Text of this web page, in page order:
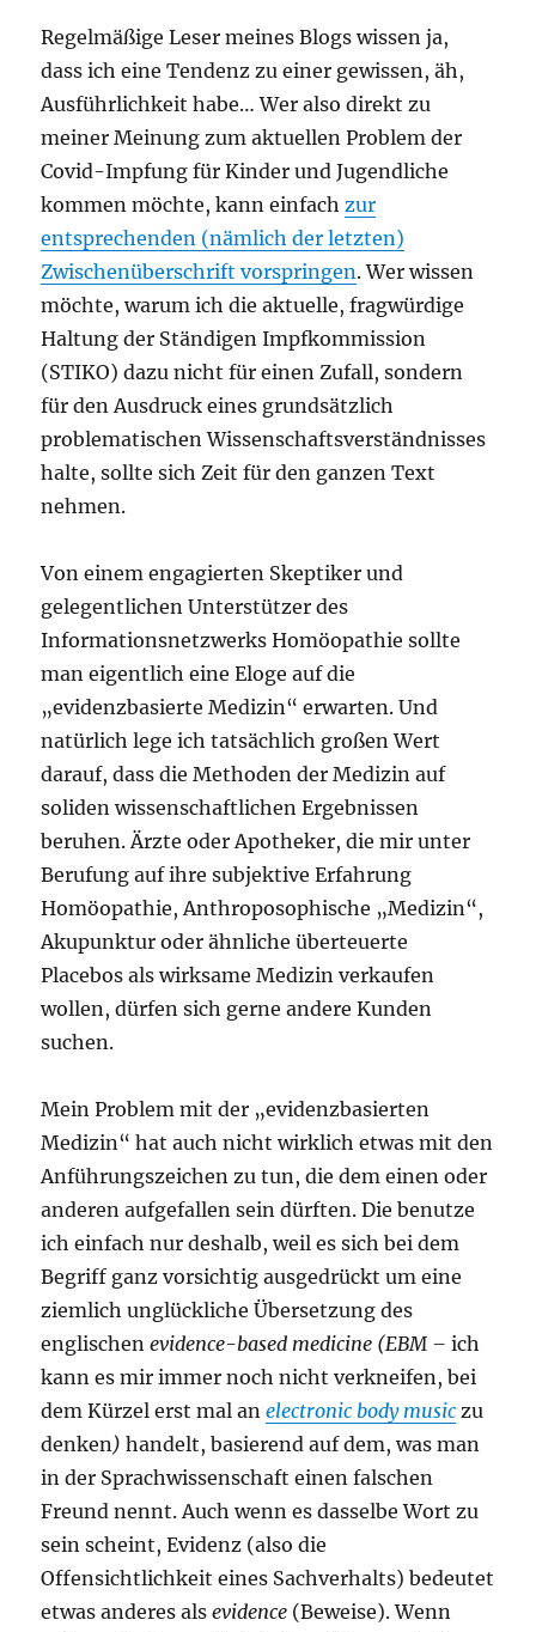
Regelmäßige Leser meines Blogs wissen ja,
dass ich eine Tendenz zu einer gewissen, äh,
Ausführlichkeit habe… Wer also direkt zu
meiner Meinung zum aktuellen Problem der
Covid-Impfung für Kinder und Jugendliche
kommen möchte, kann einfachzur
entsprechenden (nämlich der letzten)
Zwischenüberschrift vorspringen. Wer wissen
möchte, warum ich die aktuelle, fragwürdige
Haltung der Ständigen Impfkommission
(STIKO) dazu nicht für einen Zufall, sondern
für den Ausdruck eines grundsätzlich
problematischen Wissenschaftsverständnisses
halte, sollte sich Zeit für den ganzen Text
nehmen.
Von einem engagierten Skeptiker und
gelegentlichen Unterstützer des
Informationsnetzwerks Homöopathie sollte
man eigentlich eine Eloge auf die
„evidenzbasierte Medizin“ erwarten. Und
natürlich lege ich tatsächlich großen Wert
darauf, dass die Methoden der Medizin auf
soliden wissenschaftlichen Ergebnissen
beruhen. Ärzte oder Apotheker, die mir unter
Berufung auf ihre subjektive Erfahrung
Homöopathie, Anthroposophische „Medizin“,
Akupunktur oder ähnliche überteuerte
Placebos als wirksame Medizin verkaufen
wollen, dürfen sich gerne andere Kunden
suchen.
Mein Problem mit der „evidenzbasierten
Medizin“ hat auch nicht wirklich etwas mit den
Anführungszeichen zu tun, die dem einen oder
anderen aufgefallen sein dürften. Die benutze
ich einfach nur deshalb, weil es sich bei dem
Begriff ganz vorsichtig ausgedrückt um eine
ziemlich unglückliche Übersetzung des
englischenevidence-based medicine (EBM –ich
kann es mir immer noch nicht verkneifen, bei
dem Kürzel erst mal anelectronic body music zu
denken) handelt, basierend auf dem, was man
in der Sprachwissenschaft einen falschen
Freund nennt. Auch wenn es dasselbe Wort zu
sein scheint, Evidenz (also die
Offensichtlichkeit eines Sachverhalts) bedeutet
etwas anderes alsevidence (Beweise). Wenn